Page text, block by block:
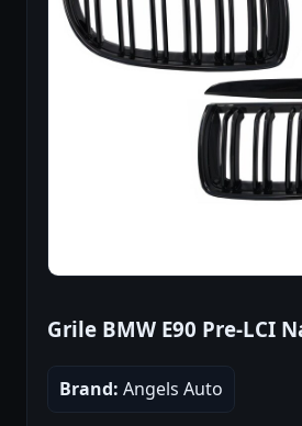
Grile BMW E90 Pre-LCI
Brand: Angels Auto